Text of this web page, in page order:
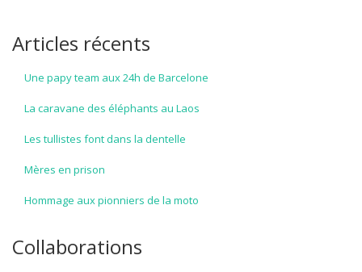
Articles récents
Une papy team aux 24h de Barcelone
La caravane des éléphants au Laos
Les tullistes font dans la dentelle
Mères en prison
Hommage aux pionniers de la moto
Collaborations